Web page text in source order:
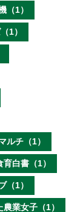
（1）
1）
ルチ（1）
育白書（1）
（1）
業女子（1）